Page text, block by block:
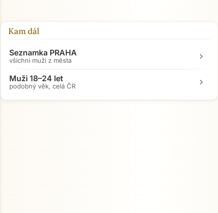
Kam dál
Seznamka PRAHA
všichni muži z města chevron_right
Muži 18–24 let
podobný věk, celá ČR chevron_right